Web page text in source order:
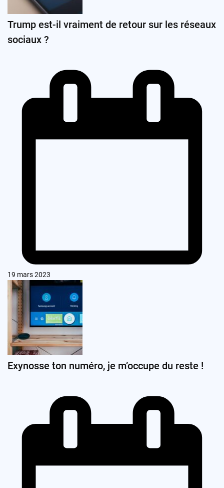
Trump est-il vraiment de retour sur les réseaux
sociaux ?
19 mars 2023
Exynosse ton numéro, je m’occupe du reste !